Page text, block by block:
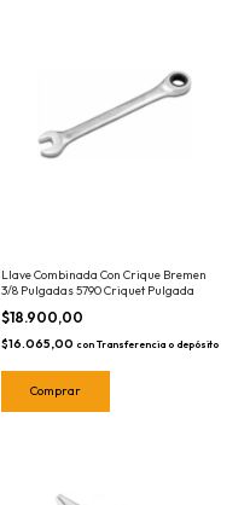
Llave Combinada Con Crique Bremen
3/8 Pulgadas 5790 Criquet Pulgada
$18.900,00
$16.065,00 con Transferencia o depósito